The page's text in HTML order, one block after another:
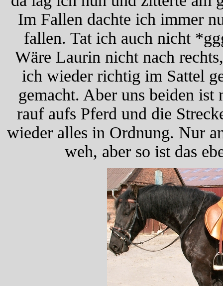
Im Fallen dachte ich immer
fallen. Tat ich auch nicht
Wäre Laurin nicht nach
ich wieder richtig im Sattel
gemacht. Aber uns beiden
rauf aufs Pferd und die
wieder alles in Ordnung. Nur
weh, aber so ist das